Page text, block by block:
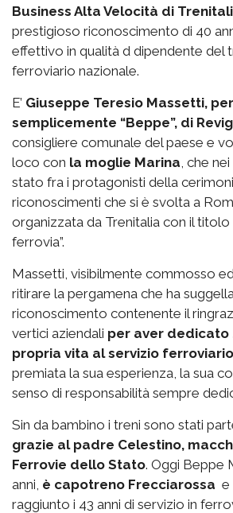
Business Alta Velocità di
prestigioso riconoscimento di 40
effettivo in qualità d dipendente del
ferroviario nazionale.
E’ Giuseppe Teresio Massetti,
semplicemente “Beppe”, di
consigliere comunale del paese e
loco con la moglie Marina , che
stato fra i protagonisti della
riconoscimenti che si è svolta a
organizzata da Trenitalia con il titolo
ferrovia”.
Massetti, visibilmente commosso
ritirare la pergamena che ha
riconoscimento contenente il
vertici aziendali per aver dedicato
propria vita al servizio ferroviario
premiata la sua esperienza, la sua
senso di responsabilità sempre
Sin da bambino i treni sono stati
grazie al padre Celestino,
Ferrovie dello Stato. Oggi Beppe
anni, è capotreno Frecciarossa e
raggiunto i 43 anni di servizio in